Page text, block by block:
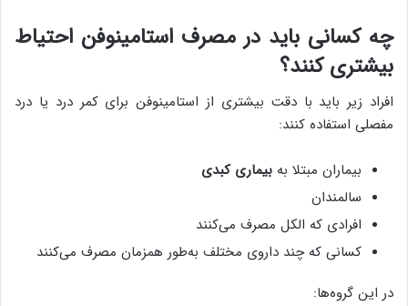
چه کسانی باید در مصرف استامینوفن احتیاط
بیشتری کنند؟
افراد زیر باید با دقت بیشتری از استامینوفن برای کمر درد یا درد
مفصلی استفاده کنند:
بیماران مبتلا به بیماری کبدی
سالمندان
افرادی که الکل مصرف می‌کنند
کسانی که چند داروی مختلف به‌طور همزمان مصرف می‌کنند
در این گروه‌ها: